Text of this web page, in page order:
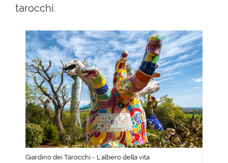
tarocchi.
Giardino dei Tarocchi - L'albero della vita